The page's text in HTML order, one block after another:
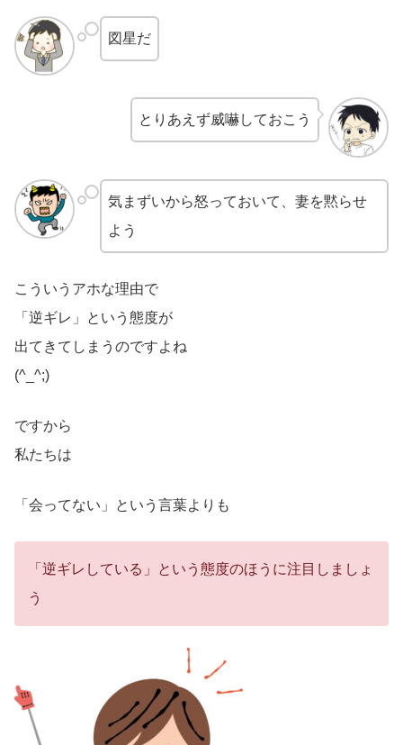
図星だ
とりあえず威嚇しておこう
気まずいから怒っておいて、妻を黙らせ
よう
こういうアホな理由で
「逆ギレ」という態度が
出てきてしまうのですよね
(^_^;)
ですから
私たちは
「会ってない」という言葉よりも
「逆ギレしている」という態度のほうに注目しましょ
う